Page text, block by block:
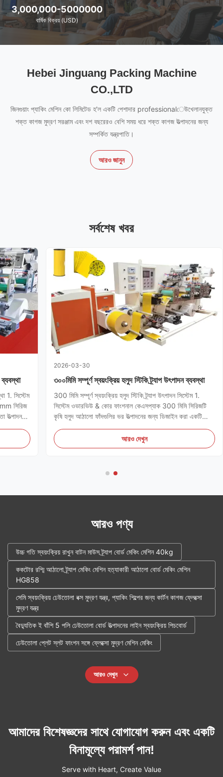
3,000,000-5000000
বার্ষিক বিক্রয় (USD)
Hebei Jinguang Packing Machine
CO.,LTD
জিনগুয়াং প্যাকিং মেশিন কো লিমিটেড হ'ল একটি পেশাদার professionalেউখেলানযুক্ত
শক্ত কাগজ মুদ্রণ সরঞ্জাম এবং দশ বছরেরও বেশি সময় ধরে শক্ত কাগজ উত্পাদনের জন্য
সম্পর্কিত যন্ত্রপাতি।
আরও জানুন
সর্বশেষ খবর
1. সিস্টেম
সিরিজ
উত্পাদন
2026-03-30
৩০০মিমি সম্পূর্ণ স্বয়ংক্রিয় হলুদ স্টিকি ট্র্যাপ উৎপাদন ব্যবস্থা
300 মিমি সম্পূর্ণ স্বয়ংক্রিয় হলুদ স্টিকি ট্র্যাপ উৎপাদন সিস্টেম 1.
সিস্টেম ওভারভিউ & কোর ফাংশনাল কেএসপ্যাক 300 মিমি সিরিজটি
কৃষি হলুদ আঠালো ফাঁদগুলির ভর উত্পাদনের জন্য ডিজাইন করা একটি
মধ্যে একাধিক যান্ত্রিক প্রক্রিয়া একত্রিত কর...
আরও দেখুন
আরও পণ্য
উচ্চ গতি স্বয়ংক্রিয় রাখুন বাটন মাউস ট্র্যাপ বোর্ড মেকিং মেশিন 40kg
ককটোর রশ্মি আঠালো ট্র্যাপ মেকিং মেশিন হত্যাকারী আঠালো বোর্ড মেকিং মেশিন
HG858
সেমি স্বয়ংক্রিয় ঢেউতোলা বক্স মুদ্রণ যন্ত্র, প্যাকিং শিল্পের জন্য কার্টন কাগজ ফ্লেক্সো
মুদ্রণ যন্ত্র
বৈদ্যুতিক ই বাঁশি 5 পলি ঢেউতোলা বোর্ড উত্পাদনের লাইন স্বয়ংক্রিয় পিচবোর্ড
ঢেউতোলা প্লেট স্লট ফাংশন সঙ্গে ফ্লেক্সো মুদ্রণ মেশিন মেকিং
আরও দেখুন
আমাদের বিশেষজ্ঞদের সাথে যোগাযোগ করুন এবং একটি
বিনামূল্যে পরামর্শ পান!
Serve with Heart, Create Value